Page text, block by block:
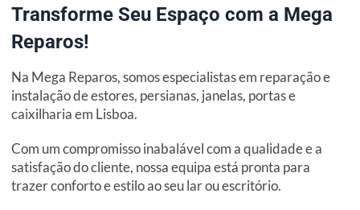
Transforme Seu Espaço com a Mega
Reparos!
Na Mega Reparos, somos especialistas em reparação e
instalação de estores, persianas, janelas, portas e
caixilharia em Lisboa.
Com um compromisso inabalável com a qualidade e a
satisfação do cliente, nossa equipa está pronta para
trazer conforto e estilo ao seu lar ou escritório.